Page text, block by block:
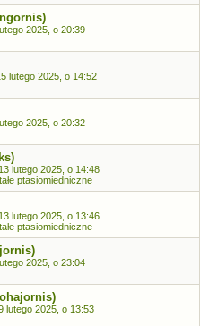
2025, o 20:39
lutego 2025, o 14:52
2025, o 20:32
13 lutego 2025, o 14:48
ptasiomiedniczne
13 lutego 2025, o 13:46
ptasiomiedniczne
2025, o 23:04
lutego 2025, o 13:53